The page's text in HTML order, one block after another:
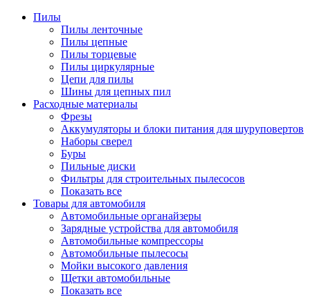
Пилы
Пилы ленточные
Пилы цепные
Пилы торцевые
Пилы циркулярные
Цепи для пилы
Шины для цепных пил
Расходные материалы
Фрезы
Аккумуляторы и блоки питания для шуруповертов
Наборы сверел
Буры
Пильные диски
Фильтры для строительных пылесосов
Показать все
Товары для автомобиля
Автомобильные органайзеры
Зарядные устройства для автомобиля
Автомобильные компрессоры
Автомобильные пылесосы
Мойки высокого давления
Щетки автомобильные
Показать все